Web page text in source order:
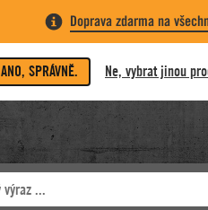
Doprava zdarma na
ANO, SPRÁVNĚ. Ne, vybrat jinou